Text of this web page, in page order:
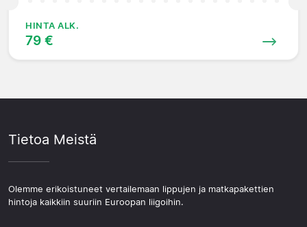
HINTA ALK.
79 €
Tietoa Meistä
Olemme erikoistuneet vertailemaan lippujen ja matkapakettien
hintoja kaikkiin suuriin Euroopan liigoihin.